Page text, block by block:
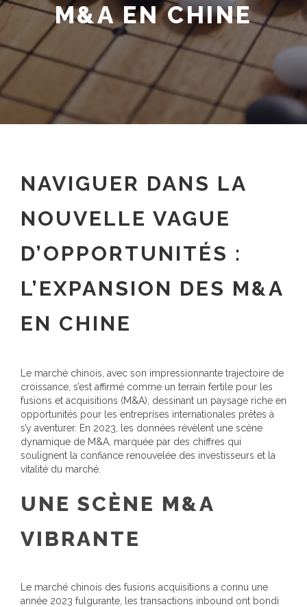
M&A EN CHINE
NAVIGUER DANS LA
NOUVELLE VAGUE
D’OPPORTUNITÉS :
L’EXPANSION DES M&A
EN CHINE
Le marché chinois, avec son impressionnante trajectoire de
croissance, s’est affirmé comme un terrain fertile pour les
fusions et acquisitions (M&A), dessinant un paysage riche en
opportunités pour les entreprises internationales prêtes à
s’y aventurer. En 2023, les données révèlent une scène
dynamique de M&A, marquée par des chiffres qui
soulignent la confiance renouvelée des investisseurs et la
vitalité du marché.
UNE SCÈNE M&A
VIBRANTE
Le marché chinois des fusions acquisitions a connu une
année 2023 fulgurante, les transactions inbound ont bondi